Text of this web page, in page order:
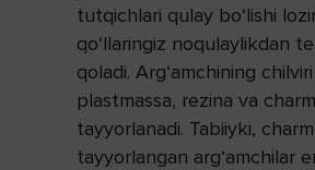
tutqichlari qulay bo‘lishi
qo‘llaringiz noqulaylikdan
qoladi. Arg‘amchining
plastmassa, rezina va
tayyorlanadi. Tabiiyki,
tayyorlangan arg‘amchilar